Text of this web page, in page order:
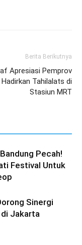
Berita Berikutnya
Apresiasi Pemprov
Hadirkan Tahilalats di
Stasiun MRT
Pecah!
Festival Untuk
Sinergi
di Jakarta